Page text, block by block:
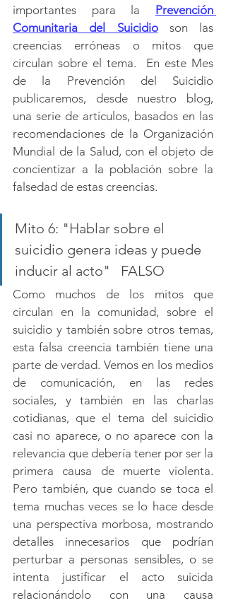
importantes para la Prevención
Comunitaria del Suicidio son las
creencias erróneas o mitos que
circulan sobre el tema.  En este Mes
de la Prevención del Suicidio
publicaremos, desde nuestro blog,
una serie de artículos, basados en las
recomendaciones de la Organización
Mundial de la Salud, con el objeto de
concientizar a la población sobre la
falsedad de estas creencias.
Mito 6: "Hablar sobre el
suicidio genera ideas y puede
inducir al acto"   FALSO
Como muchos de los mitos que
circulan en la comunidad, sobre el
suicidio y también sobre otros temas,
esta falsa creencia también tiene una
parte de verdad. Vemos en los medios
de comunicación, en las redes
sociales, y también en las charlas
cotidianas, que el tema del suicidio
casi no aparece, o no aparece con la
relevancia que debería tener por ser la
primera causa de muerte violenta.
Pero también, que cuando se toca el
tema muchas veces se lo hace desde
una perspectiva morbosa, mostrando
detalles innecesarios que podrían
perturbar a personas sensibles, o se
intenta justificar el acto suicida
relacionándolo con una causa